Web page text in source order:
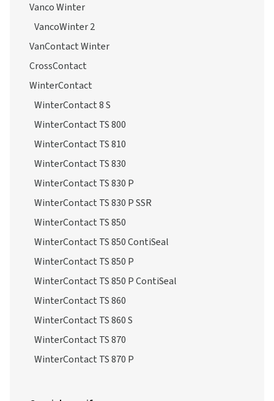
Vanco Winter
VancoWinter 2
VanContact Winter
CrossContact
WinterContact
WinterContact 8 S
WinterContact TS 800
WinterContact TS 810
WinterContact TS 830
WinterContact TS 830 P
WinterContact TS 830 P SSR
WinterContact TS 850
WinterContact TS 850 ContiSeal
WinterContact TS 850 P
WinterContact TS 850 P ContiSeal
WinterContact TS 860
WinterContact TS 860 S
WinterContact TS 870
WinterContact TS 870 P